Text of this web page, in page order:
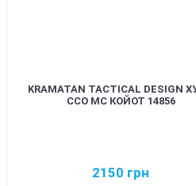
KRAMATAN TACTICAL DESIGN
ССО МС КОЙОТ 14856
2150 грн